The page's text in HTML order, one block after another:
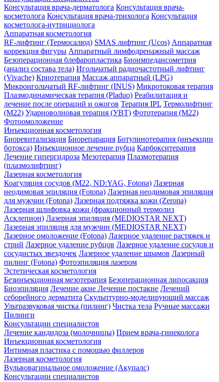
Консультация врача-дерматолога Консультация врача-
косметолога Консультация врача-трихолога Консультация
косметолога-нутрициолога
Аппаратная косметология
RF-лифтинг (Термосалюд) SMAS лифтинг (Ucos) Аппаратная
коррекция фигуры Аппаратный лимфодренажный массаж
Безоперационная блефаропластика Биоимпедансометрия
(анализ состава тела) Игольчатый радиочастотный лифтинг
(Vivache) Криотерапия Массаж аппаратный (LPG)
Микроигольчатый RF-лифтинг (INUS) Микротоковая терапия
Плазмодинамическая терапия (Pladuo) Реабилитация и
лечение после операций и ожогов Терапия IPL Термолифтинг
(M22) Ударноволновая терапия (УВТ) Фототерапия (М22)
Фотоомоложение
Инъекционная косметология
Биоревитализация Биорепарация Ботулинотерапия (инъекции
ботокса) Инъекционное лечение рубца Карбокситерапия
Лечение гипергидроза Мезотерапия Плазмотерапия
(плазмолифтинг)
Лазерная косметология
Коагуляция сосудов (М22, ND:YAG, Fotona) Лазерная
неодимовая эпиляция (Fotona) Лазерная неодимовая эпиляция
для мужчин (Fotona) Лазерная подтяжка кожи (Zerona)
Лазерная шлифовка кожи (фракционный термолиз
Асклепион) Лазерная эпиляция (MEDIOSTAR NEXT)
Лазерная эпиляция для мужчин (MEDIOSTAR NEXT)
Лазерное омоложение (Fotona) Лазерное удаление растяжек и
стрий Лазерное удаление рубцов Лазерное удаление сосудов и
сосудистых звездочек Лазерное удаление шрамов Лазерный
пилинг (Fotona) Фотоэпиляция лазером
Эстетическая косметология
Безинъекционная мезотерапия Безоперационная липосакция
Биоэпиляция Лечение акне Лечение постакне Лечений
себорейного дерматита Скульптурно-моделирующий массаж
Ультразвуковая чистка (пилинг) Чистка тела Ручные массажи
Пилинги
Консультации специалистов
Лечение кандидоза (молочницы) Прием врача-гинеколога
Инъекционная косметология
Интимная пластика с помощью филлеров
Лазерная косметология
Вульвовагинальное омоложение (Акупалс)
Консультации специалистов